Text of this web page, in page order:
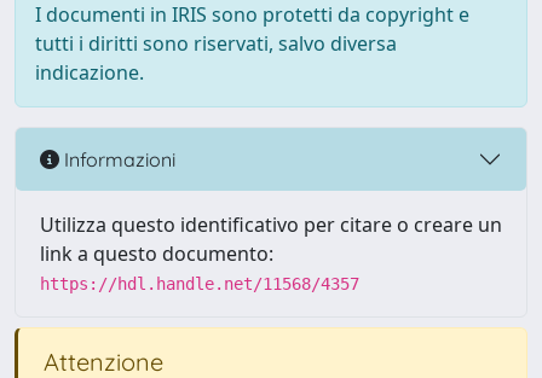
I documenti in IRIS sono protetti da copyright e
tutti i diritti sono riservati, salvo diversa
indicazione.
Informazioni
Utilizza questo identificativo per citare o creare un
link a questo documento:
https://hdl.handle.net/11568/4357
Attenzione